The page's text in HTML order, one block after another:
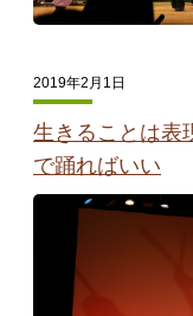
2019年2月1日
生きることは表
で踊ればいい